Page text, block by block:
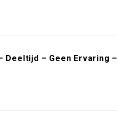
Deeltijd – Geen Ervaring –